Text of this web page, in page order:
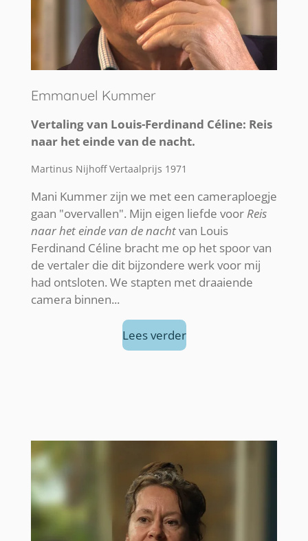
Emmanuel Kummer
Vertaling van Louis-Ferdinand Céline: Reis
naar het einde van de nacht.
Martinus Nijhoff Vertaalprijs 1971
Mani Kummer zijn we met een cameraploegje
gaan "overvallen". Mijn eigen liefde voorReis
naar het einde van de nachtvan Louis
Ferdinand Céline bracht me op het spoor van
de vertaler die dit bijzondere werk voor mij
had ontsloten. We stapten met draaiende
camera binnen...
Lees verder